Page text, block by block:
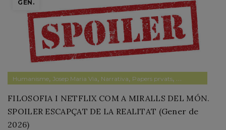
GEN.
Humanisme, Josep Maria Via, Narrativa, Papers prvats, Pensament
FILOSOFIA I NETFLIX COM A MIRALLS DEL MÓN.
SPOILER ESCAPÇAT DE LA REALITAT (Gener de
2026)